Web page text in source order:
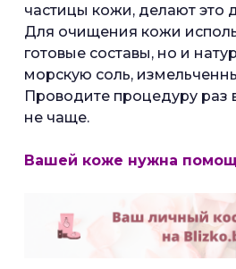
частицы кожи, делают это
Для очищения кожи
готовые составы, но и
морскую соль,
Проводите процедуру раз
не чаще.
Вашей коже нужна